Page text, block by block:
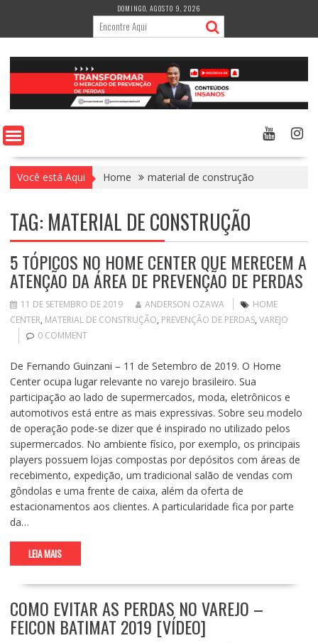
content
DOMINGO, AGOSTO 9, 2026
Você está Aqui Home material de construção
TAG: MATERIAL DE CONSTRUÇÃO
5 TÓPICOS NO HOME CENTER QUE MERECEM A
ATENÇÃO DA ÁREA DE PREVENÇÃO DE PERDAS
11 DE SETEMBRO DE 2019 ANDERSON OZAWA
HOME
CENTER, MATERIAL DE CONSTRUÇÃO, PREVENÇÃO DE PERDAS, VAREJO
0 COMMENT
De Fernando Guinzani – 11 de Setembro de 2019. O Home
Center ocupa lugar relevante no varejo brasileiro. Sua
participação ao lado de supermercados, moda, eletrônicos e
automotivos está entre as mais expressivas. Sobre seu modelo
de operação pode-se dizer que é inspirado no utilizado pelos
supermercados. No ambiente físico, por exemplo, os principais
players possuem lojas compostas por depósitos com áreas de
recebimento, expedição, um tradicional salão de vendas com
gôndolas e uma frente de caixa, além da oferta de
estacionamentos aos clientes. A particularidade fica por parte
da…
LEIA MAIS
COMO EVITAR AS PERDAS NO VAREJO –
FEICON BATIMAT 2019 [VÍDEO]